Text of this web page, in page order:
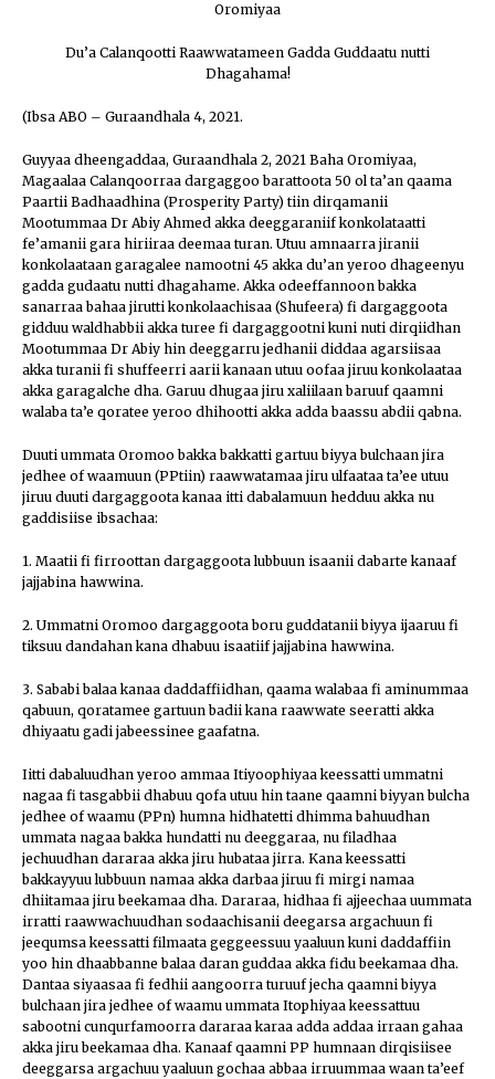
Oromiyaa
Du’a Calanqootti Raawwatameen Gadda Guddaatu nutti
Dhagahama!
(Ibsa ABO – Guraandhala 4, 2021.
Guyyaa dheengaddaa, Guraandhala 2, 2021 Baha Oromiyaa,
Magaalaa Calanqoorraa dargaggoo barattoota 50 ol ta’an qaama
Paartii Badhaadhina (Prosperity Party) tiin dirqamanii
Mootummaa Dr Abiy Ahmed akka deeggaraniif konkolataatti
fe’amanii gara hiriiraa deemaa turan. Utuu amnaarra jiranii
konkolaataan garagalee namootni 45 akka du’an yeroo dhageenyu
gadda gudaatu nutti dhagahame. Akka odeeffannoon bakka
sanarraa bahaa jirutti konkolaachisaa (Shufeera) fi dargaggoota
gidduu waldhabbii akka turee fi dargaggootni kuni nuti dirqiidhan
Mootummaa Dr Abiy hin deeggarru jedhanii diddaa agarsiisaa
akka turanii fi shuffeerri aarii kanaan utuu oofaa jiruu konkolaataa
akka garagalche dha. Garuu dhugaa jiru xaliilaan baruuf qaamni
walaba ta’e qoratee yeroo dhihootti akka adda baassu abdii qabna.
Duuti ummata Oromoo bakka bakkatti gartuu biyya bulchaan jira
jedhee of waamuun (PPtiin) raawwatamaa jiru ulfaataa ta’ee utuu
jiruu duuti dargaggoota kanaa itti dabalamuun hedduu akka nu
gaddisiise ibsachaa:
1. Maatii fi firroottan dargaggoota lubbuun isaanii dabarte kanaaf
jajjabina hawwina.
2. Ummatni Oromoo dargaggoota boru guddatanii biyya ijaaruu fi
tiksuu dandahan kana dhabuu isaatiif jajjabina hawwina.
3. Sababi balaa kanaa daddaffiidhan, qaama walabaa fi aminummaa
qabuun, qoratamee gartuun badii kana raawwate seeratti akka
dhiyaatu gadi jabeessinee gaafatna.
Iitti dabaluudhan yeroo ammaa Itiyoophiyaa keessatti ummatni
nagaa fi tasgabbii dhabuu qofa utuu hin taane qaamni biyyan bulcha
jedhee of waamu (PPn) humna hidhatetti dhimma bahuudhan
ummata nagaa bakka hundatti nu deeggaraa, nu filadhaa
jechuudhan dararaa akka jiru hubataa jirra. Kana keessatti
bakkayyuu lubbuun namaa akka darbaa jiruu fi mirgi namaa
dhiitamaa jiru beekamaa dha. Dararaa, hidhaa fi ajjeechaa uummata
irratti raawwachuudhan sodaachisanii deegarsa argachuun fi
jeequmsa keessatti filmaata geggeessuu yaaluun kuni daddaffiin
yoo hin dhaabbanne balaa daran guddaa akka fidu beekamaa dha.
Dantaa siyaasaa fi fedhii aangoorra turuuf jecha qaamni biyya
bulchaan jira jedhee of waamu ummata Itophiyaa keessattuu
sabootni cunqurfamoorra dararaa karaa adda addaa irraan gahaa
akka jiru beekamaa dha. Kanaaf qaamni PP humnaan dirqisiisee
deeggarsa argachuu yaaluun gochaa abbaa irruummaa waan ta’eef